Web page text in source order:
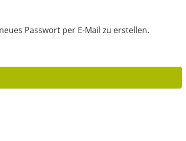
Passwort per E-Mail zu erstellen.